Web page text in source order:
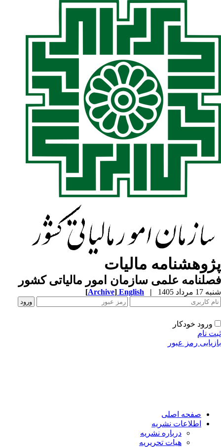
مالیات
علمی سازمان امور مالیاتی کشور
مرداد 1405 |
English
[Archive]
ورود خودکار
نام
رمز عبور
صفحه اصلی
اطلاعات نشریه
درباره نشریه
هیات تحریریه